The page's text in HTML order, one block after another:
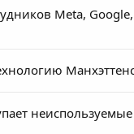
Meta,